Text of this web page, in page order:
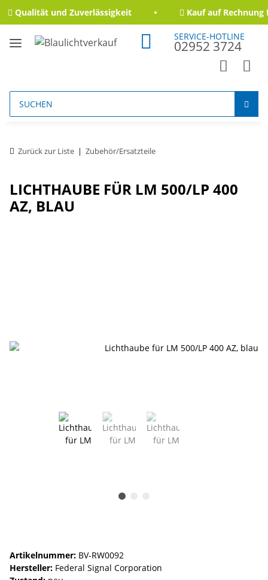
Qualität und Zuverlässigkeit Kauf auf Rechnung
SERVICE-HOTLINE
02952 3724
Zurück zur Liste Zubehör/Ersatzteile
LICHTHAUBE FÜR LM 500/LP 400
AZ, BLAU
Artikelnummer: BV-RW0092
Hersteller: Federal Signal Corporation